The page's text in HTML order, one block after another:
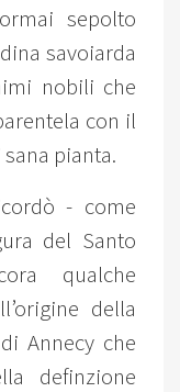
sepolto
savoiarda
nobili che
con il
pianta.
- come
del Santo
qualche
della
Annecy che
definzione